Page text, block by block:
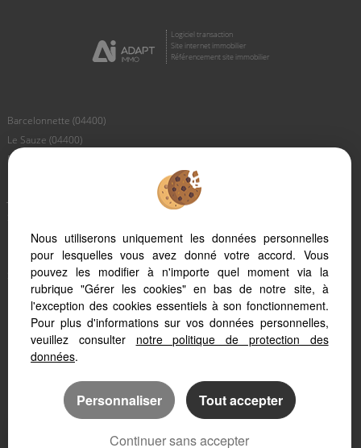
Logiciel transaction
Site internet immobilier
Référencement site immobilier
Barcelonnette (04400)
Le Sauze (04400)
Pra Loup 1600 (04400)
Les Thuiles (04400)
Uvernet Fours (04400)
Saint Pons (04400)
Larche (04530)
Faucon De Barcelonnette (04400)
Meolans Revel (04340)
Nous utiliserons uniquement les données personnelles
pour lesquelles vous avez donné votre accord. Vous
pouvez les modifier à n'importe quel moment via la
rubrique "Gérer les cookies" en bas de notre site, à
l'exception des cookies essentiels à son fonctionnement.
Pour plus d'informations sur vos données personnelles,
veuillez consulter notre politique de protection des
données.
Personnaliser Tout accepter
Continuer sans accepter